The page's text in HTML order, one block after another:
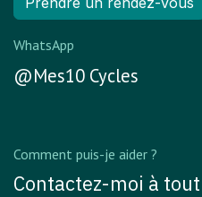
WhatsApp
@Mes10 Cycles
Comment puis-je aider ?
Contactez-moi à